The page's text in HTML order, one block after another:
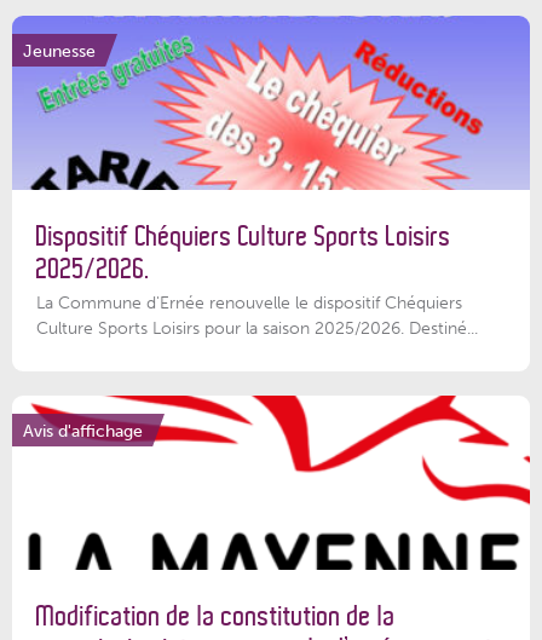
Jeunesse
Dispositif Chéquiers Culture Sports Loisirs
2025/2026.
La Commune d'Ernée renouvelle le dispositif Chéquiers
Culture Sports Loisirs pour la saison 2025/2026. Destiné...
Avis d'affichage
Modification de la constitution de la